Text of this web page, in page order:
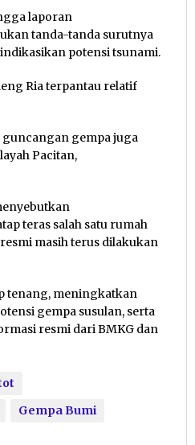
laporan
tanda-tanda surutnya
potensi tsunami.
Ria terpantau relatif
gempa juga
Pacitan,
teras salah satu rumah
masih terus dilakukan
tenang, meningkatkan
gempa susulan, serta
resmi dari BMKG dan
Gempa Bumi